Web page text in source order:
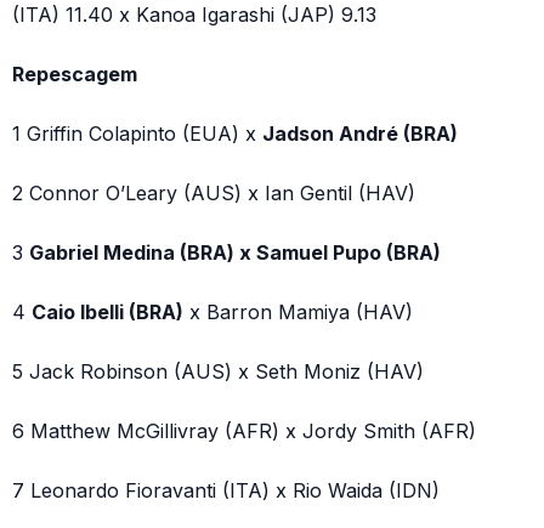
(ITA) 11.40 x Kanoa Igarashi (JAP) 9.13
Repescagem
1 Griffin Colapinto (EUA) x Jadson André (BRA)
2 Connor O’Leary (AUS) x Ian Gentil (HAV)
3 Gabriel Medina (BRA) x Samuel Pupo (BRA)
4 Caio Ibelli (BRA) x Barron Mamiya (HAV)
5 Jack Robinson (AUS) x Seth Moniz (HAV)
6 Matthew McGillivray (AFR) x Jordy Smith (AFR)
7 Leonardo Fioravanti (ITA) x Rio Waida (IDN)